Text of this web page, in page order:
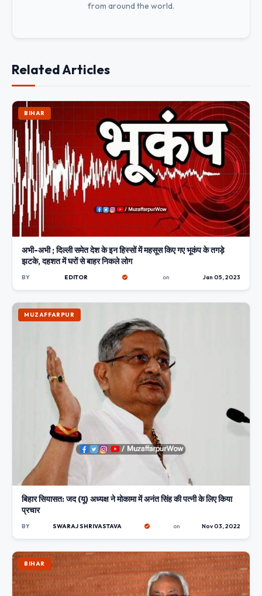
from around the world.
Related Articles
BIHAR
अभी-अभी ; दिल्ली समेत देश के इन हिस्सों में महसूस किए गए भूकंप के तगड़े
झटके, दहशत में घरों से बाहर निकले लोग
BY EDITOR on Jan 05, 2023
MUZAFFARPUR
बिहार सियासत: जद (यू) अध्यक्ष ने मोकामा में अनंत सिंह की पत्नी के लिए किया
प्रचार
BY SWARAJ SHRIVASTAVA on Nov 03, 2022
BIHAR